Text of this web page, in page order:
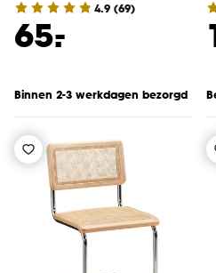
4.9 (69)
65.
-
Binnen 2-3 werkdagen bezorgd